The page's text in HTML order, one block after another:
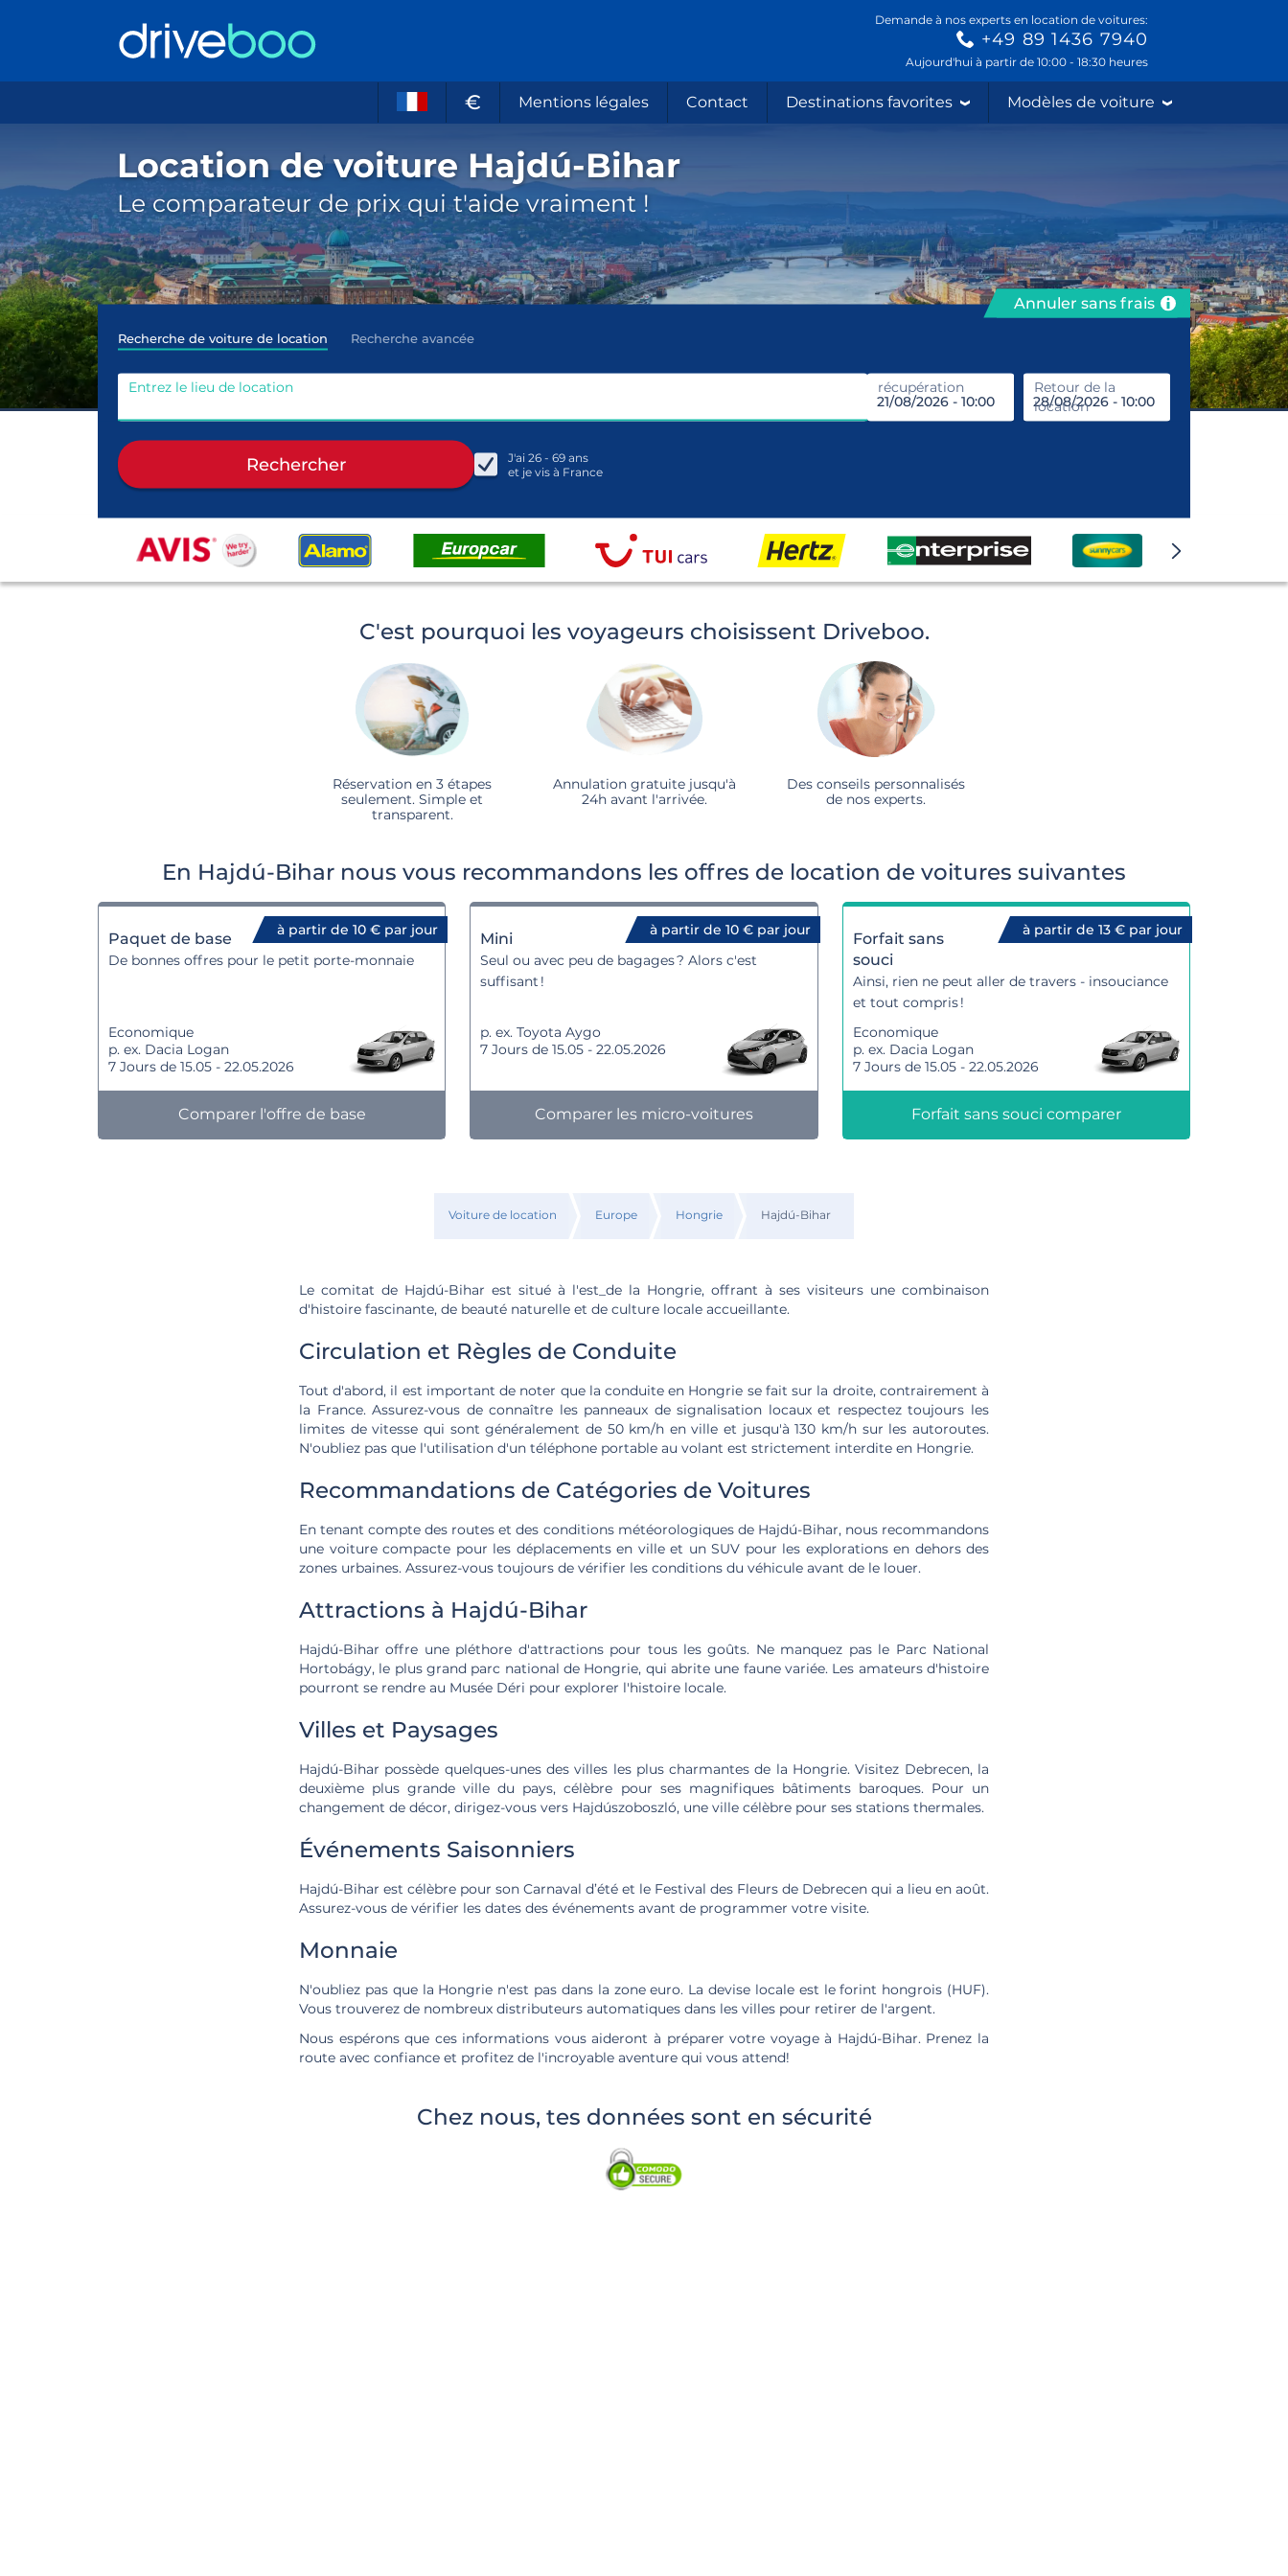
Demande à nos experts en location de voitures:
+49 89 1436 7940
Aujourd'hui à partir de 10:00 - 18:30 heures
€ Mentions légales Contact Destinations favorites Modèles de voiture
Location de voiture Hajdú-Bihar
Le comparateur de prix qui t'aide vraiment !
Annuler sans frais
Recherche de voiture de location Recherche avancée
Entrez le lieu de location récupération
Retour de la
location
Entrez le lieu de location
J'ai 26 - 69 ans
et je vis à France
Rechercher
C'est pourquoi les voyageurs choisissent Driveboo.
Réservation en 3 étapes
seulement. Simple et
transparent.
Annulation gratuite jusqu'à
24h avant l'arrivée.
Des conseils personnalisés
de nos experts.
En Hajdú-Bihar nous vous recommandons les offres de location de voitures suivantes
à partir de 10 € par jour
Paquet de base
De bonnes offres pour le petit porte-monnaie
Economique
p. ex. Dacia Logan
7 Jours de 15.05 - 22.05.2026
Comparer l'offre de base
à partir de 10 € par jour
Mini
Seul ou avec peu de bagages ? Alors c'est
suffisant !
p. ex. Toyota Aygo
7 Jours de 15.05 - 22.05.2026
Comparer les micro-voitures
à partir de 13 € par jour
Forfait sans
souci
Ainsi, rien ne peut aller de travers - insouciance
et tout compris !
Economique
p. ex. Dacia Logan
7 Jours de 15.05 - 22.05.2026
Forfait sans souci comparer
Voiture de location Europe Hongrie Hajdú-Bihar
Le comitat de Hajdú-Bihar est situé à l'est_de la Hongrie, offrant à ses visiteurs une combinaison
d'histoire fascinante, de beauté naturelle et de culture locale accueillante.
Circulation et Règles de Conduite
Tout d'abord, il est important de noter que la conduite en Hongrie se fait sur la droite, contrairement à
la France. Assurez-vous de connaître les panneaux de signalisation locaux et respectez toujours les
limites de vitesse qui sont généralement de 50 km/h en ville et jusqu'à 130 km/h sur les autoroutes.
N'oubliez pas que l'utilisation d'un téléphone portable au volant est strictement interdite en Hongrie.
Recommandations de Catégories de Voitures
En tenant compte des routes et des conditions météorologiques de Hajdú-Bihar, nous recommandons
une voiture compacte pour les déplacements en ville et un SUV pour les explorations en dehors des
zones urbaines. Assurez-vous toujours de vérifier les conditions du véhicule avant de le louer.
Attractions à Hajdú-Bihar
Hajdú-Bihar offre une pléthore d'attractions pour tous les goûts. Ne manquez pas le Parc National
Hortobágy, le plus grand parc national de Hongrie, qui abrite une faune variée. Les amateurs d'histoire
pourront se rendre au Musée Déri pour explorer l'histoire locale.
Villes et Paysages
Hajdú-Bihar possède quelques-unes des villes les plus charmantes de la Hongrie. Visitez Debrecen, la
deuxième plus grande ville du pays, célèbre pour ses magnifiques bâtiments baroques. Pour un
changement de décor, dirigez-vous vers Hajdúszoboszló, une ville célèbre pour ses stations thermales.
Événements Saisonniers
Hajdú-Bihar est célèbre pour son Carnaval d’été et le Festival des Fleurs de Debrecen qui a lieu en août.
Assurez-vous de vérifier les dates des événements avant de programmer votre visite.
Monnaie
N'oubliez pas que la Hongrie n'est pas dans la zone euro. La devise locale est le forint hongrois (HUF).
Vous trouverez de nombreux distributeurs automatiques dans les villes pour retirer de l'argent.
Nous espérons que ces informations vous aideront à préparer votre voyage à Hajdú-Bihar. Prenez la
route avec confiance et profitez de l'incroyable aventure qui vous attend!
Chez nous, tes données sont en sécurité